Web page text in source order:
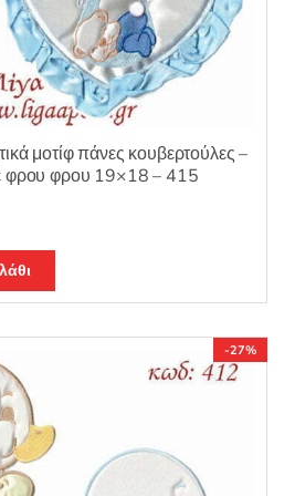
μοτίφ πάνες κουβερτούλες –
φρου φρου 19×18 – 415
-27%